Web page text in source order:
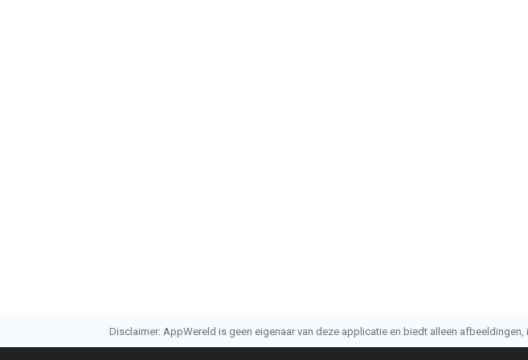
Disclaimer: AppWereld is geen eigenaar van deze applicatie en biedt alleen